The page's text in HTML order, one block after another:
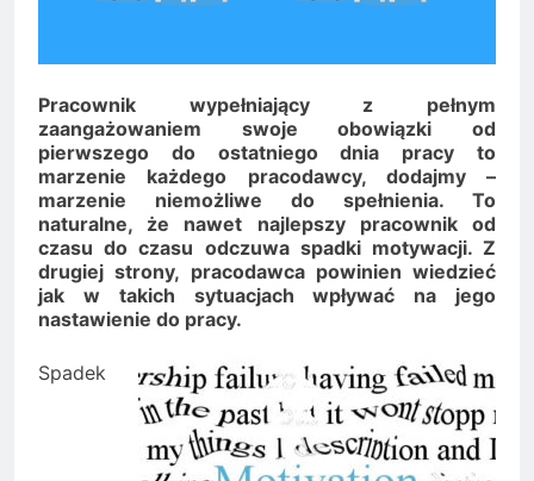
białe?Na czym polega
rozliczanie podatku?
2 Lata Ago
Pracownik wypełniający z pełnym
zaangażowaniem swoje obowiązki od
pierwszego do ostatniego dnia pracy to
marzenie każdego pracodawcy, dodajmy –
marzenie niemożliwe do spełnienia. To
naturalne, że nawet najlepszy pracownik od
czasu do czasu odczuwa spadki motywacji. Z
drugiej strony, pracodawca powinien wiedzieć
jak w takich sytuacjach wpływać na jego
nastawienie do pracy.
Spadek